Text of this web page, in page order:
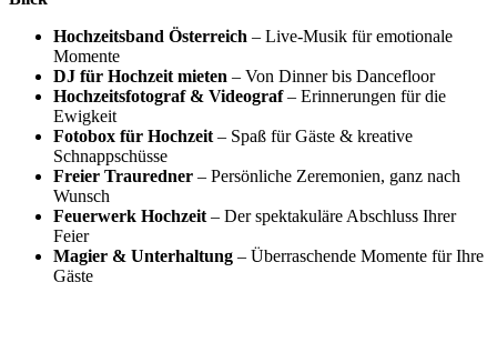
Hochzeitsband Österreich – Live-Musik für emotionale
Momente
DJ für Hochzeit mieten – Von Dinner bis Dancefloor
Hochzeitsfotograf & Videograf– Erinnerungen für die
Ewigkeit
Fotobox für Hochzeit – Spaß für Gäste & kreative
Schnappschüsse
Freier Trauredner – Persönliche Zeremonien, ganz nach
Wunsch
Feuerwerk Hochzeit – Der spektakuläre Abschluss Ihrer
Feier
Magier & Unterhaltung – Überraschende Momente für Ihre
Gäste